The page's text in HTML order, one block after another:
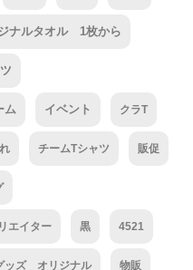
ナルタオル 1枚から
ム イベント クラT
チームTシャツ 販促
エイター 黒 4521
ッズ オリジナル 物販